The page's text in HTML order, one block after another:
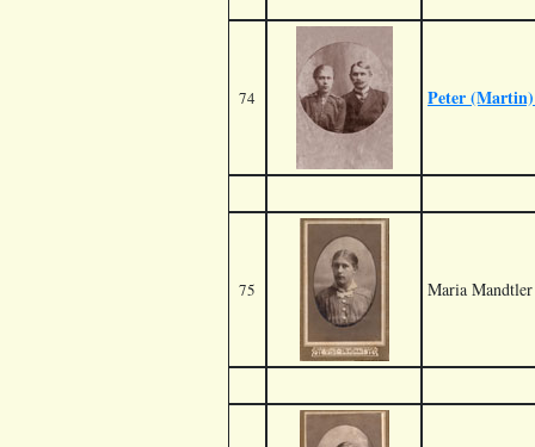
74 Peter
75 Maria